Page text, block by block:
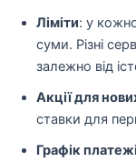
Ліміти: у
суми. Різні
залежно від
Акції для
ставки для
Графік